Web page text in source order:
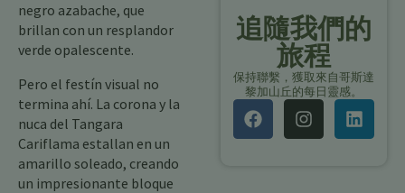
negro azabache, que
brillan con un resplandor
verde opalescente.
Pero el festín visual no
termina ahí. La corona y la
nuca del Tangara
Cariflama estallan en un
amarillo soleado, creando
un impresionante bloque
追隨我們的
旅程
保持聯繫，獲取來自哥斯達
黎加山丘的每日靈感。